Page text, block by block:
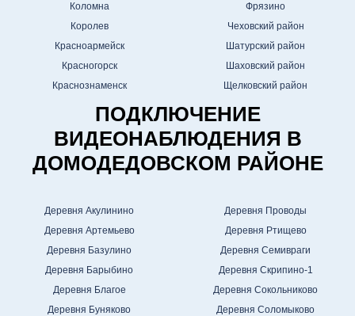
Коломна
Королев
Красноармейск
Красногорск
Краснознаменск
Фрязино
Чеховский район
Шатурский район
Шаховский район
Щелковский район
ПОДКЛЮЧЕНИЕ
ВИДЕОНАБЛЮДЕНИЯ В
ДОМОДЕДОВСКОМ РАЙОНЕ
Деревня Акулинино
Деревня Артемьево
Деревня Базулино
Деревня Барыбино
Деревня Благое
Деревня Буняково
Деревня Проводы
Деревня Ртищево
Деревня Семивраги
Деревня Скрипино-1
Деревня Сокольниково
Деревня Соломыково